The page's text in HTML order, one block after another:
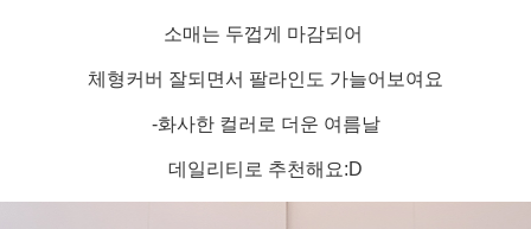
소매는 두껍게 마감되어
체형커버 잘되면서 팔라인도 가늘어보여요
-화사한 컬러로 더운 여름날
데일리티로 추천해요:D